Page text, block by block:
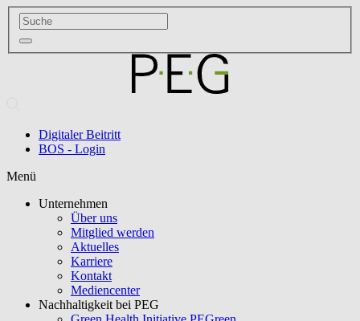
Digitaler Beitritt
BOS - Login
Menü
Unternehmen
Über uns
Mitglied werden
Aktuelles
Karriere
Kontakt
Mediencenter
Nachhaltigkeit bei PEG